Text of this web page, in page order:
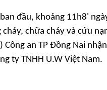
đầu, khoảng 11h8'
cháy, chữa cháy và cứu
Công an TP Đồng Nai
ty TNHH U.W Việt Nam.